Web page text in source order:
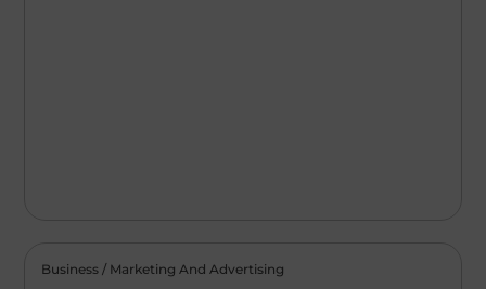
Business / Marketing And Advertising